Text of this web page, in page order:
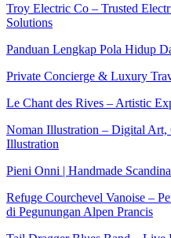
Troy Electric Co – Trusted
Solutions
Panduan Lengkap Pola Hidup
Private Concierge & Luxury
Le Chant des Rives – Artistic
Noman Illustration – Digital Art,
Illustration
Pieni Onni | Handmade
Refuge Courchevel Vanoise –
di Pegunungan Alpen Prancis